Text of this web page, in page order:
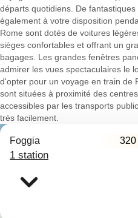
départs quotidiens. De
également à votre disposition
Rome sont dotés de voitures
sièges confortables et offrant un
bagages. Les grandes fenêtres
admirer les vues spectaculaires le
d'opter pour un voyage en train de
sont situées à proximité des
accessibles par les transports
très facilement.
Foggia 320
1 station